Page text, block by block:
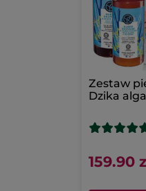
Zestaw
Dzika
159.90